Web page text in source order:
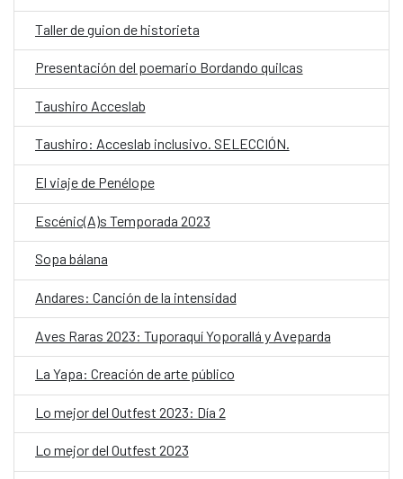
Taller de guion de historieta
Presentación del poemario Bordando quilcas
Taushiro Acceslab
Taushiro: Acceslab inclusivo. SELECCIÓN.
El viaje de Penélope
Escénic(A)s Temporada 2023
Sopa bálana
Andares: Canción de la intensidad
Aves Raras 2023: Tuporaquí Yoporallá y Aveparda
La Yapa: Creación de arte público
Lo mejor del Outfest 2023: Día 2
Lo mejor del Outfest 2023